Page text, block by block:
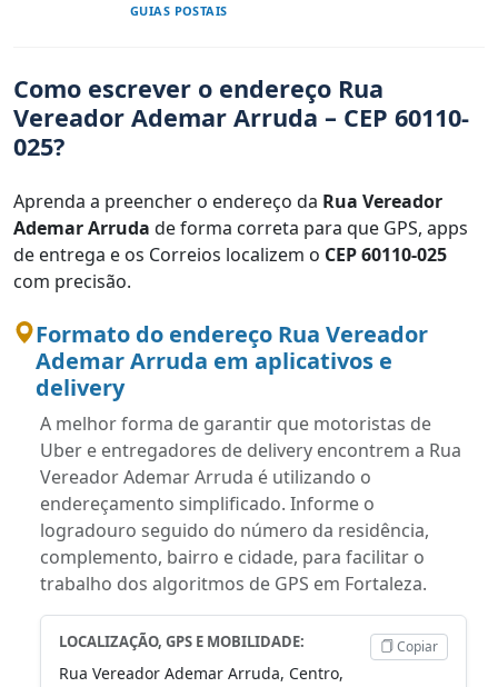
GUIAS POSTAIS
Como escrever o endereço Rua
Vereador Ademar Arruda – CEP 60110-
025?
Aprenda a preencher o endereço da Rua Vereador
Ademar Arruda de forma correta para que GPS, apps
de entrega e os Correios localizem o CEP 60110-025
com precisão.
Formato do endereço Rua Vereador
Ademar Arruda em aplicativos e
delivery
A melhor forma de garantir que motoristas de
Uber e entregadores de delivery encontrem a Rua
Vereador Ademar Arruda é utilizando o
endereçamento simplificado. Informe o
logradouro seguido do número da residência,
complemento, bairro e cidade, para facilitar o
trabalho dos algoritmos de GPS em Fortaleza.
LOCALIZAÇÃO, GPS E MOBILIDADE:
Rua Vereador Ademar Arruda, Centro,
Copiar